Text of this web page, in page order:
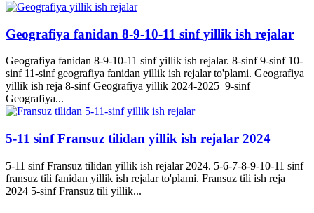
Geografiya fanidan 8-9-10-11 sinf yillik ish rejalar
Geografiya fanidan 8-9-10-11 sinf yillik ish rejalar. 8-sinf 9-sinf 10-
sinf 11-sinf geografiya fanidan yillik ish rejalar to'plami. Geografiya
yillik ish reja 8-sinf Geografiya yillik 2024-2025 9-sinf
Geografiya...
5-11 sinf Fransuz tilidan yillik ish rejalar 2024
5-11 sinf Fransuz tilidan yillik ish rejalar 2024. 5-6-7-8-9-10-11 sinf
fransuz tili fanidan yillik ish rejalar to'plami. Fransuz tili ish reja
2024 5-sinf Fransuz tili yillik...